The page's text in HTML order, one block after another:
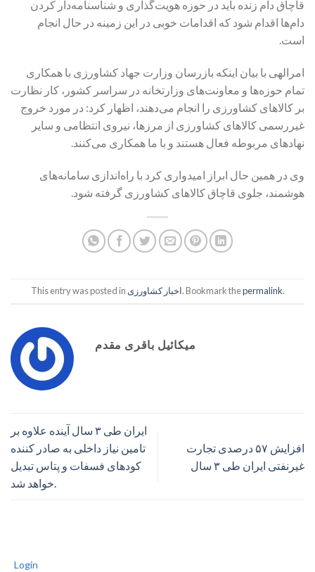
قاچاق دام زنده باید در حوزه هویت‌گذاری و شناسنامه‌دار کردن
دام‌ها اقدام شود که اقدامات خوبی در این زمینه در حال انجام
است.
امرالهی با بیان اینکه بازرسان وزارت جهاد کشاورزی با همکاری
تمام حوزه‌ها و معاونت‌های وزارتخانه در سراسر کشور، کار نظارت
بر کالاهای کشاورزی را انجام می‌دهند، اظهار کرد: در مورد خروج
غیررسمی کالاهای کشاورزی از مرزها، نیروی انتظامی و سایر
نهادهای مربوطه فعال هستند و با ما همکاری می‌کنند.
وی در همین حال ابراز امیدواری کرد با راه‌اندازی سامانه‌های
هوشمند، جلوی قاچاق کالاهای کشاورزی گرفته شود.
This entry was posted inاخبار کشاورزی. Bookmark thepermalink.
میکائیل باقری مقدم
ایران طی ۳ سال آینده علاوه بر
تامین نیاز داخلی به صادر کننده
کودهای فسفات و پتاس تبدیل
خواهد شد.
افزایش ۵۷ درصدی تجارت
غیرنفتی ایران طی ۳ سال
Login